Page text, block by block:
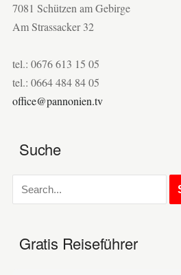
7081 Schützen am Gebirge
Am Strassacker 32
tel.: 0676 613 15 05
tel.: 0664 484 84 05
office@pannonien.tv
Suche
Gratis Reiseführer